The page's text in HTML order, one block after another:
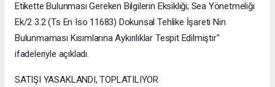
Etikette Bulunması Gereken Bilgilerin Eksikliği; Sea Yönetmeliği
Ek/2 3.2 (Ts En Iso 11683) Dokunsal Tehlike İşareti Nin
Bulunmaması Kısımlarına Aykırılıklar Tespit Edilmiştir"
ifadeleriyle açıkladı.
SATIŞI YASAKLANDI, TOPLATILIYOR